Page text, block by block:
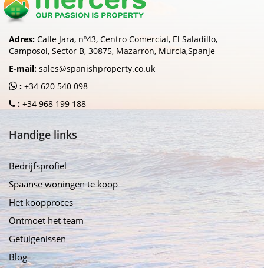
Adres: Calle Jara, nº43, Centro Comercial, El Saladillo,
Camposol, Sector B, 30875, Mazarron, Murcia,Spanje
E-mail: sales@spanishproperty.co.uk
: +34 620 540 098
: +34 968 199 188
Handige links
Bedrijfsprofiel
Spaanse woningen te koop
Het koopproces
Ontmoet het team
Getuigenissen
Blog